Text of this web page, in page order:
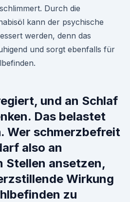
Durch die
kann der psychische
werden, denn das
und sorgt ebenfalls für
und an Schlaf
Das belastet
Wer schmerzbefreit
also an
Stellen ansetzen,
Wirkung
zu